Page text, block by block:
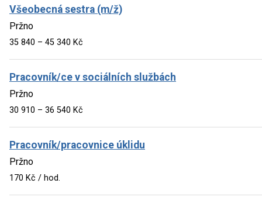
Všeobecná sestra (m/ž)
Pržno
35 840 – 45 340 Kč
Pracovník/ce v sociálních službách
Pržno
30 910 – 36 540 Kč
Pracovník/pracovnice úklidu
Pržno
170 Kč / hod.